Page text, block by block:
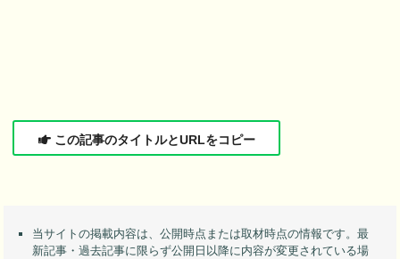
この記事のタイトルとURLをコピー
当サイトの掲載内容は、公開時点または取材時点の情報です。最
新記事・過去記事に限らず公開日以降に内容が変更されている場